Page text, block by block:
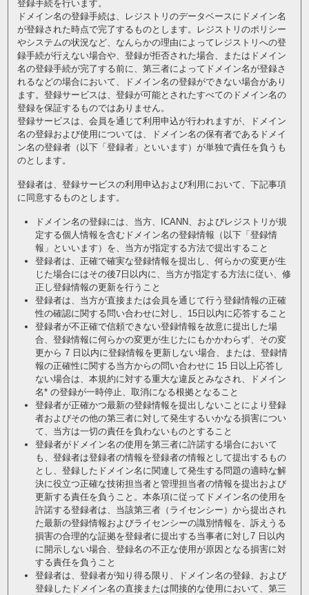
登録手続を行います。
ドメイン名の登録手続は、レジストリのデータベースにドメイン名
が登録された時点で完了するものとします。レジストリのポリシー
やシステムの状況など、なんらかの理由によってレジストリへの登
録手続が行えない場合や、登録が拒否された場合、またはドメイン
名の登録手続が完了する前に、第三者によってドメイン名が登録さ
れるなどの場合において、ドメイン名の登録ができない場合があり
ます。登録サービスは、登録が可能とされたすべてのドメイン名の
登録を保証するものではありません。
登録サービスは、会員を通じて利用申込が行われますが、ドメイン
名の登録および使用については、ドメイン名の保有者であるドメイ
ン名の登録者（以下「登録者」といいます）が単独で責任を負うも
のとします。
登録者は、登録サービスの利用申込および利用において、下記事項
に同意するものとします。
ドメイン名の登録には、当方、ICANN、およびレジストリが規
定する個人情報を含むドメイン名の登録情報（以下「登録情
報」といいます）を、当方が指定する方法で提出すること
登録者は、正確で確実な登録情報を提出し、何らかの変更が生
じた場合にはその後7日以内に、当方が指定する方法に従い、修
正し登録情報の更新を行うこと
登録者は、当方が直接または会員を通じて行う登録情報の正確
性の確認に関する問い合わせに対し、15日以内に応答すること
登録者が不正確で信頼できない登録情報を故意に提出した場
合、登録情報に何らかの変更が生じたにもかかわらず、その変
更から 7 日以内に登録情報を更新しない場合、または、登録情
報の正確性に関する当方からの問い合わせに 15 日以上応答し
ない場合は、本規約に対する重大な違反とみなされ、ドメイン
名* の登録が一時停止、取消になる根拠となること
登録者が正確かつ最新の登録情報を提出しないことにより登録
者およびその他の第三者に対して発生するいかなる損害につい
て、当方は一切の責任を負わないものとすること
登録者がドメイン名の使用を第三者に許諾する場合において
も、登録者は登録者の情報を登録者の情報として提出するもの
とし、登録したドメイン名に関連して発生する問題の適時な解
決に役立つ正確な技術担当者と管理担当者の情報を提出および
更新する責任を負うこと。本条項に従ってドメイン名の使用を
許諾する登録者は、当該第三者（ライセンシー）から提出され
た最新の登録情報およびライセンシーの識別情報を、訴えうる
損害の合理的な証拠を登録者に提出する当事者に対し7 日以内
に開示しない場合、登録名の不正な使用が原因となる損害に対
する責任を負うこと
登録者は、登録者が知り得る限り、ドメイン名の登録、および
登録したドメイン名の直接または間接的な使用において、第三